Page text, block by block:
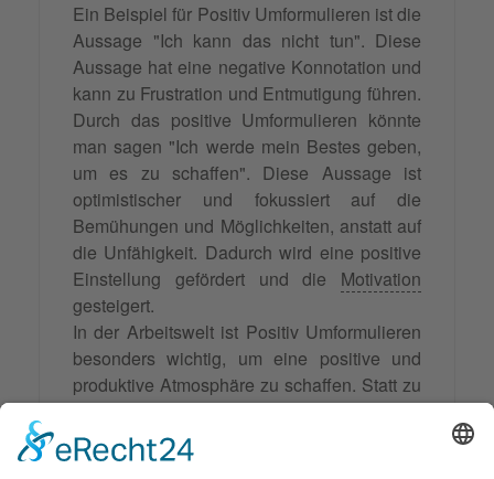
Ein Beispiel für Positiv Umformulieren ist die
Aussage "Ich kann das nicht tun". Diese
Aussage hat eine negative Konnotation und
kann zu Frustration und Entmutigung führen.
Durch das positive Umformulieren könnte
man sagen "Ich werde mein Bestes geben,
um es zu schaffen". Diese Aussage ist
optimistischer und fokussiert auf die
Bemühungen und Möglichkeiten, anstatt auf
die Unfähigkeit. Dadurch wird eine positive
Einstellung gefördert und die Motivation
gesteigert.
In der Arbeitswelt ist Positiv Umformulieren
besonders wichtig, um eine positive und
produktive Atmosphäre zu schaffen. Statt zu
sagen "Das ist ein Problem", könnte man
sagen "Das ist eine Herausforderung, an der
wir gemeinsam arbeiten können". Dadurch